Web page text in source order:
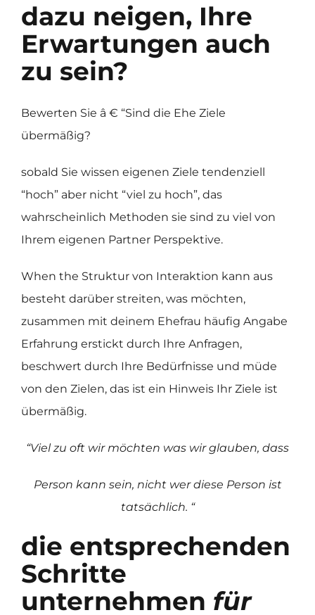
dazu neigen, Ihre
Erwartungen auch
zu sein?
Bewerten Sie â € “Sind die Ehe Ziele
übermäßig?
sobald Sie wissen eigenen Ziele tendenziell
“hoch” aber nicht “viel zu hoch”, das
wahrscheinlich Methoden sie sind zu viel von
Ihrem eigenen Partner Perspektive.
When the Struktur von Interaktion kann aus
besteht darüber streiten, was möchten,
zusammen mit deinem Ehefrau häufig Angabe
Erfahrung erstickt durch Ihre Anfragen,
beschwert durch Ihre Bedürfnisse und müde
von den Zielen, das ist ein Hinweis Ihr Ziele ist
übermäßig.
“Viel zu oft wir möchten was wir glauben, dass
Person kann sein, nicht wer diese Person ist
tatsächlich. “
die entsprechenden
Schritte
unternehmen für